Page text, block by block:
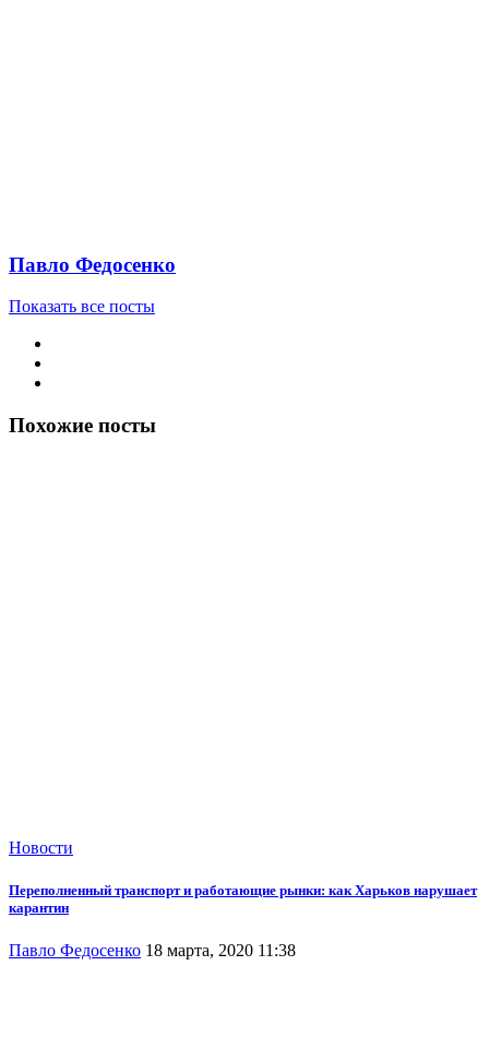
Павло Федосенко
Показать все посты
Похожие посты
Новости
Переполненный транспорт и работающие рынки: как Харьков нарушает
карантин
Павло Федосенко 18 марта, 2020 11:38